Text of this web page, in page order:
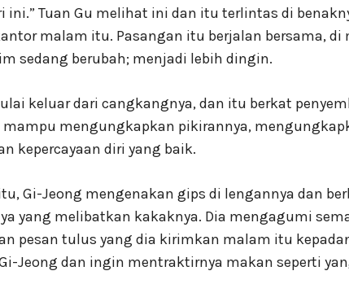
ini.” Tuan Gu melihat ini dan itu terlintas di
malam itu. Pasangan itu berjalan bersama,
sedang berubah; menjadi lebih dingin.
keluar dari cangkangnya, dan itu berkat
mengungkapkan pikirannya,
kepercayaan diri yang baik.
Gi-Jeong mengenakan gips di lengannya dan
yang melibatkan kakaknya. Dia mengagumi
pesan tulus yang dia kirimkan malam itu
Jeong dan ingin mentraktirnya makan seperti